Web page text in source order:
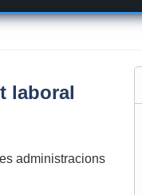
laboral
administracions